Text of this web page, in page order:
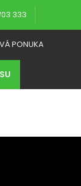
333
PONUKA